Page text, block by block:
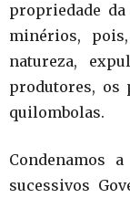
propriedade
minérios,
natureza,
produtores, os
quilombolas.
Condenamos
sucessivos